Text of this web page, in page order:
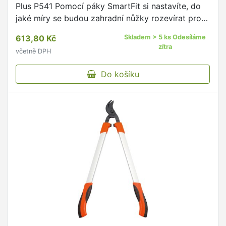
Plus P541 Pomocí páky SmartFit si nastavíte, do
jaké míry se budou zahradní nůžky rozevírat pro
průměr střihu …
613,80 Kč
včetně DPH
Skladem > 5 ks Odesíláme
zítra
Do košíku